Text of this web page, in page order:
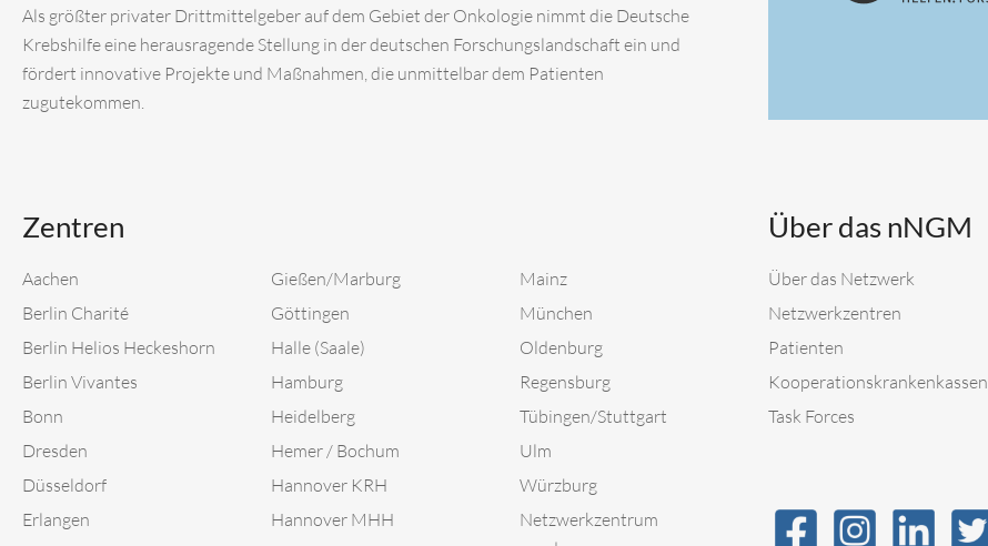
Als größter privater Drittmittelgeber auf dem Gebiet der Onkologie nimmt die Deutsche
Krebshilfe eine herausragende Stellung in der deutschen Forschungslandschaft ein und
fördert innovative Projekte und Maßnahmen, die unmittelbar dem Patienten
zugutekommen.
Zentren
Aachen
Berlin Charité
Berlin Helios Heckeshorn
Berlin Vivantes
Bonn
Dresden
Düsseldorf
Erlangen
Gießen/Marburg
Göttingen
Halle (Saale)
Hamburg
Heidelberg
Hemer / Bochum
Hannover KRH
Hannover MHH
Mainz
München
Oldenburg
Regensburg
Tübingen/Stuttgart
Ulm
Würzburg
Netzwerkzentrum
Über das nNGM
Über das Netzwerk
Netzwerkzentren
Patienten
Kooperationskrankenkassen
Task Forces